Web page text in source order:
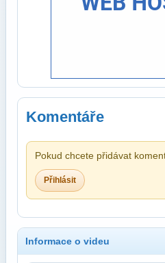
Komentáře
Pokud chcete přidávat
Přihlásit
Informace o videu